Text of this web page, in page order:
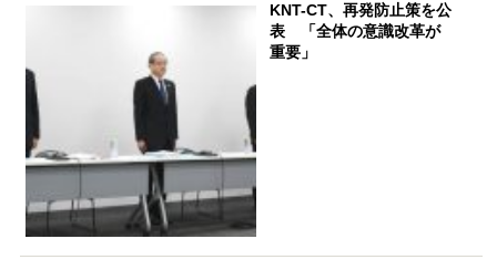
KNT-CT、再発防止策を公
表 「全体の意識改革が
重要」